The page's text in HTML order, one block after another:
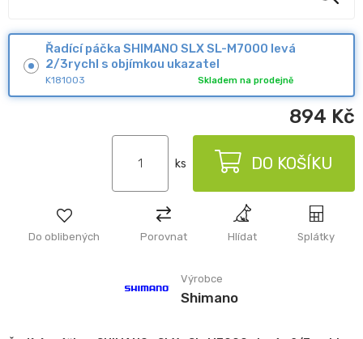
Výrobce
Shimano
Do oblibených Porovnat Hlídat Splátky
Řadící páčka SHIMANO SLX SL-M7000 levá
2/3rychl s objímkou ukazatel
K181003 Skladem na prodejně
894 Kč
ks DO KOŠÍKU